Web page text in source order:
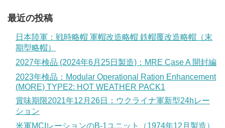
最近の投稿
日本陸軍：戦時略帽 軍帽改造略帽 鉄帽覆改造略帽（末
期型略帽）
2027年検品 (2024年6月25日製造)：MRE Case A 開封編
2023年検品：Modular Operational Ration Enhancement
(MORE) TYPE2: HOT WEATHER PACK1
賞味期限2021年12月26日：ウクライナ軍新型24hレー
ション
米軍MCIレーションのB-1ユニット（1974年12月製造）